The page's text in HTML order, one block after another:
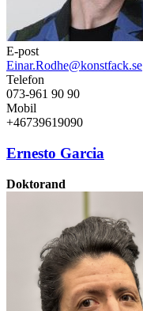
E-post
Einar.Rodhe@konstfack.se
Telefon
073-961 90 90
Mobil
+46739619090
Ernesto Garcia
Doktorand